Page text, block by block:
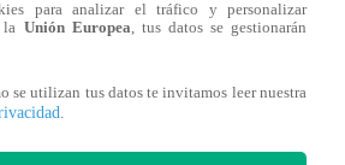
de que el jurado evalúe su
probarlo quedó encantando y
para analizar el tráfico y personalizar
la Unión Europea, tus datos se gestionarán
se utilizan tus datos te invitamos leer nuestra
.